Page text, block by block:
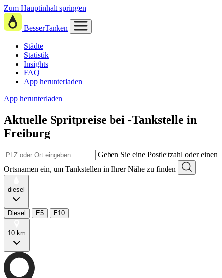
Zum Hauptinhalt springen
BesserTanken
Städte
Statistik
Insights
FAQ
App herunterladen
App herunterladen
Aktuelle Spritpreise bei -Tankstelle in
Freiburg
Geben Sie eine Postleitzahl oder einen
Ortsnamen ein, um Tankstellen in Ihrer Nähe zu finden
diesel
Diesel E5 E10
10 km